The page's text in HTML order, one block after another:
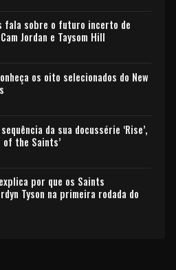
fala sobre o futuro incerto de
Jordan e Taysom Hill
os oito selecionados do New
da sua docussérie ‘Rise’,
of the Saints’
por que os Saints
Tyson na primeira rodada do